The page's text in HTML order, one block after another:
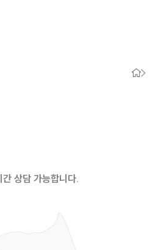
상담 가능합니다.